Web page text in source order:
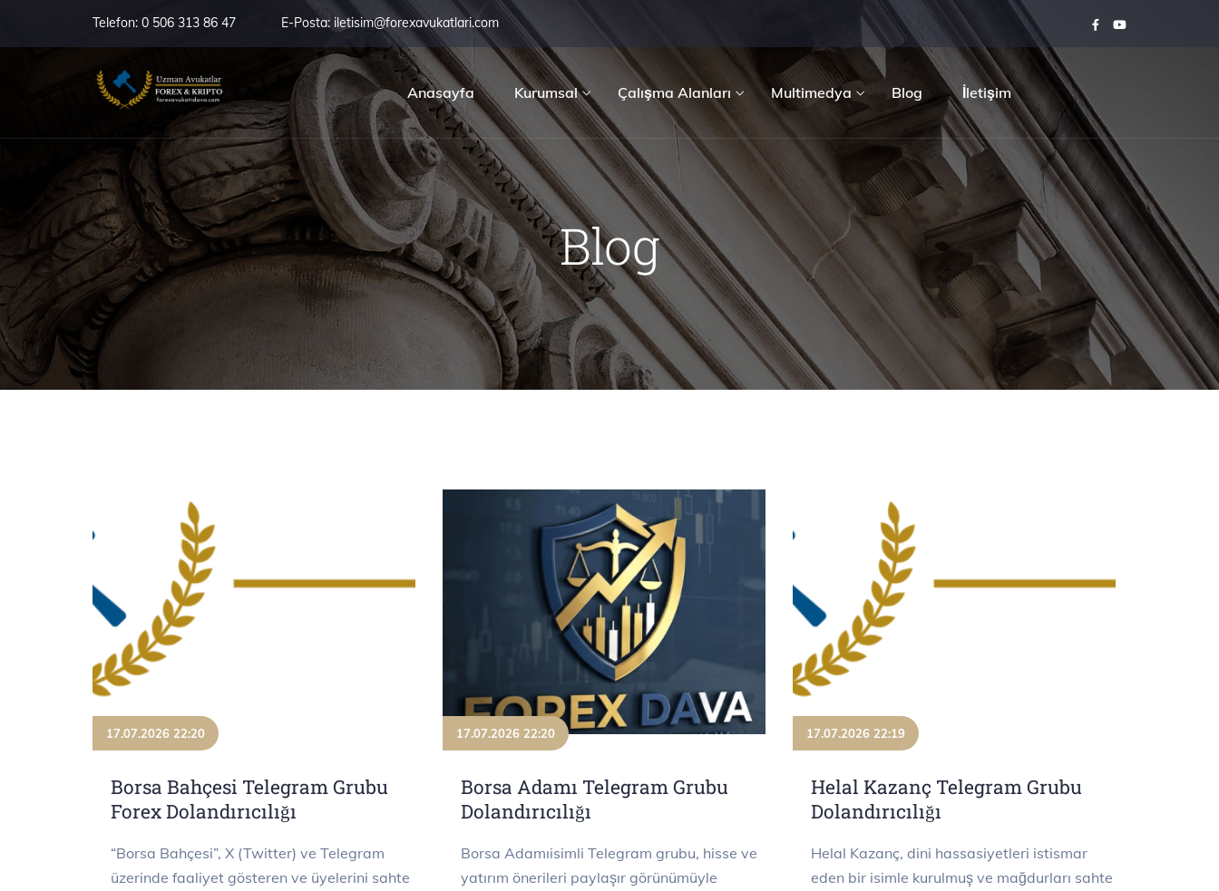
Telefon: 0 506 313 86 47 E-Posta: iletisim@forexavukatlari.com
Anasayfa Kurumsal Çalışma Alanları Multimedya Blog İletişim
Blog
17.07.2026 22:20
Borsa Bahçesi Telegram Grubu
Forex Dolandırıcılığı
“Borsa Bahçesi”, X (Twitter) ve Telegram
üzerinde faaliyet gösteren ve üyelerini sahte
17.07.2026 22:20
Borsa Adamı Telegram Grubu
Dolandırıcılığı
Borsa Adamıisimli Telegram grubu, hisse ve
yatırım önerileri paylaşır görünümüyle
17.07.2026 22:19
Helal Kazanç Telegram Grubu
Dolandırıcılığı
Helal Kazanç, dini hassasiyetleri istismar
eden bir isimle kurulmuş ve mağdurları sahte